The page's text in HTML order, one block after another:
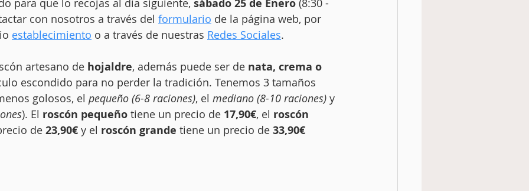
para que lo recojas al día siguiente, sábado 25 de Enero (8:30 -
con nosotros a través del formulario de la página web, por
establecimiento o a través de nuestras Redes Sociales.
artesano de hojaldre, además puede ser de nata, crema o
escondido para no perder la tradición. Tenemos 3 tamaños
golosos, el pequeño (6-8 raciones), el mediano (8-10 raciones) y
). El roscón pequeño tiene un precio de 17,90€, el roscón
de 23,90€ y el roscón grande tiene un precio de 33,90€